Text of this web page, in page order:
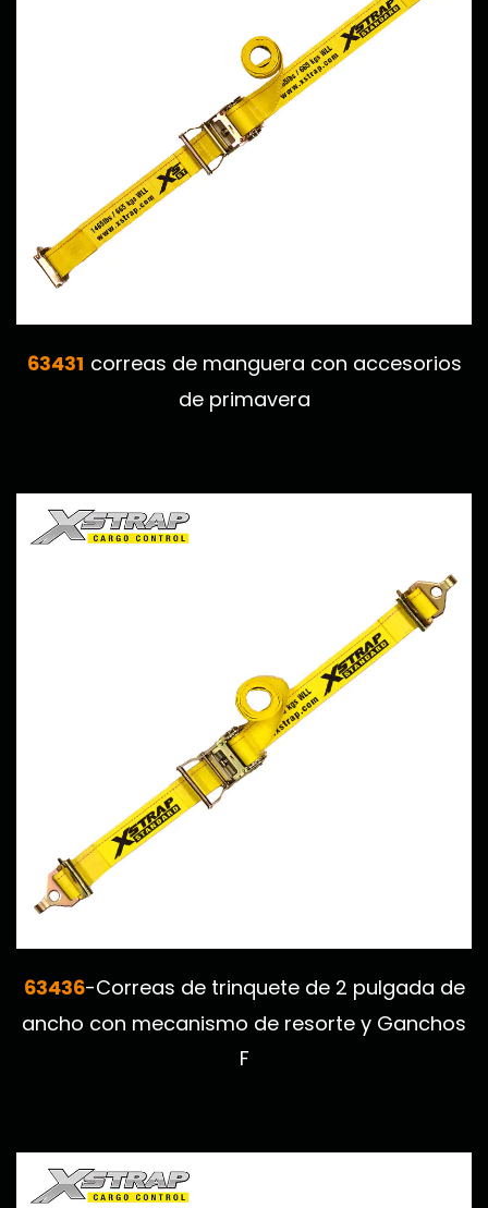
63431 correas de manguera con accesorios
de primavera
63436-Correas de trinquete de 2 pulgada de
ancho con mecanismo de resorte y Ganchos
F